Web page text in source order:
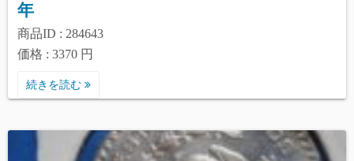
年
商品ID : 284643
価格 : 3370 円
続きを読む